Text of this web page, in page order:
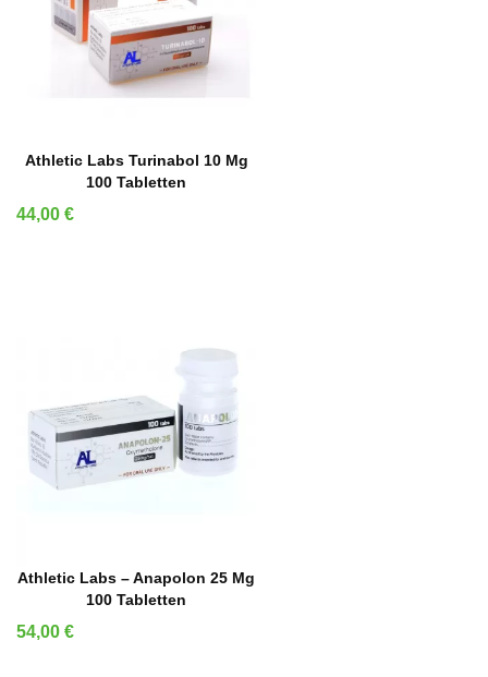
IN DEN WARENKORB
Athletic Labs Turinabol 10 Mg
100 Tabletten
Preis
44,00 €
IN DEN WARENKORB
Athletic Labs – Anapolon 25 Mg
100 Tabletten
Preis
54,00 €